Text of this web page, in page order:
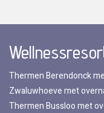
Thermen Berendonck
Zwaluwhoeve met
Thermen Bussloo met